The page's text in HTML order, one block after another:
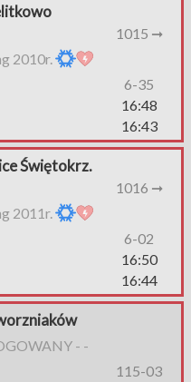
1015 ➞
2010r.
6-35
16:48
16:43
Świętokrz.
1016 ➞
2011r.
6-02
16:50
16:44
- -
115-03